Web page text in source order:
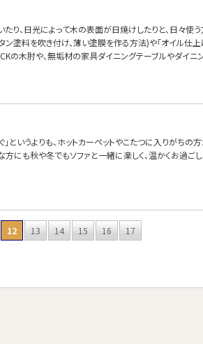
、日光によって木の表面が日焼けしたりと、日々使
ン塗料を吹き付け、薄い塗膜を作る方法)や「オイル仕
の木肘や、無垢材の家具ダイニングテーブルやダイニ
というよりも、ホットカーペットやこたつに入りがちの
にも秋や冬でもソファと一緒に楽しく、温かくお過ご
12 13 14 15 16
17